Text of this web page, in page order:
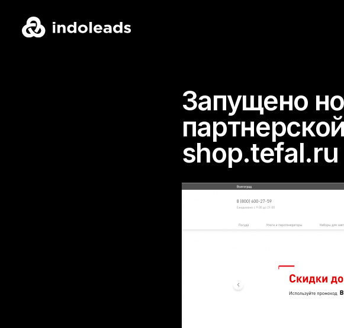
Запущено
shop.tefal.ru